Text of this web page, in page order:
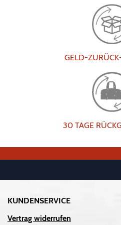
GELD-
30 TAGE
KUNDENSERVICE
Vertrag widerrufen